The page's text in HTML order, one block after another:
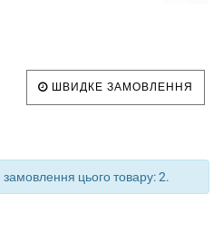
ШВИДКЕ ЗАМОВЛЕННЯ
замовлення цього товару: 2.